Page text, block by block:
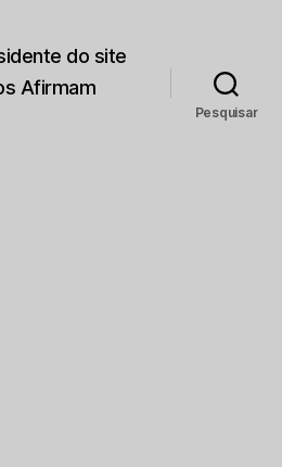
do site
Afirmam
Pesquisar